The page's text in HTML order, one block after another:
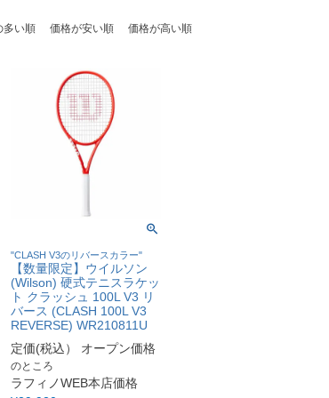
多い順 価格が安い順 価格が高い順
"CLASH V3のリバースカラー"
【数量限定】ウイルソン
(Wilson) 硬式テニスラケッ
ト クラッシュ 100L V3 リ
バース (CLASH 100L V3
REVERSE) WR210811U
定価(税込）
オープン価格
のところ
ラフィノWEB本店価格